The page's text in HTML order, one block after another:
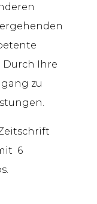
Durch Ihre
zu
6